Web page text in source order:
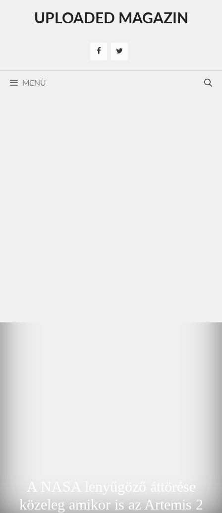
UPLOADED MAGAZIN
MENÜ
A NASA lenyűgöző áttörése
közeleg amikor is az Artemis 2